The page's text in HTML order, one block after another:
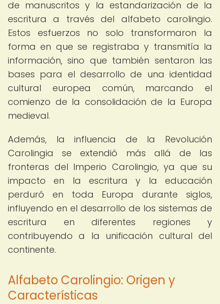
de manuscritos y la estandarización de la
escritura a través del alfabeto carolingio.
Estos esfuerzos no solo transformaron la
forma en que se registraba y transmitía la
información, sino que también sentaron las
bases para el desarrollo de una identidad
cultural europea común, marcando el
comienzo de la consolidación de la Europa
medieval.
Además, la influencia de la Revolución
Carolingia se extendió más allá de las
fronteras del Imperio Carolingio, ya que su
impacto en la escritura y la educación
perduró en toda Europa durante siglos,
influyendo en el desarrollo de los sistemas de
escritura en diferentes regiones y
contribuyendo a la unificación cultural del
continente.
Alfabeto Carolingio: Origen y
Características